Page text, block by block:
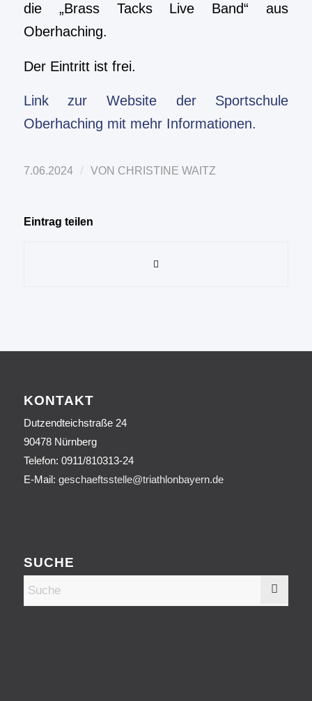
die „Brass Tacks Live Band“ aus
Oberhaching.
Der Eintritt ist frei.
Link zur Website der Sportschule
Oberhaching mit mehr Informationen.
7.06.2024 / VON CHRISTINE WAITZ
Eintrag teilen
KONTAKT
Dutzendteichstraße 24
90478 Nürnberg
Telefon: 0911/810313-24
E-Mail: geschaeftsstelle@triathlonbayern.de
SUCHE